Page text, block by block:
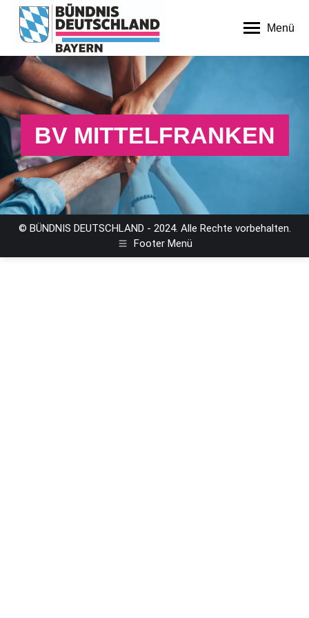
Menü
BV MITTELFRANKEN
© BÜNDNIS DEUTSCHLAND - 2024. Alle Rechte vorbehalten.
Footer Menü